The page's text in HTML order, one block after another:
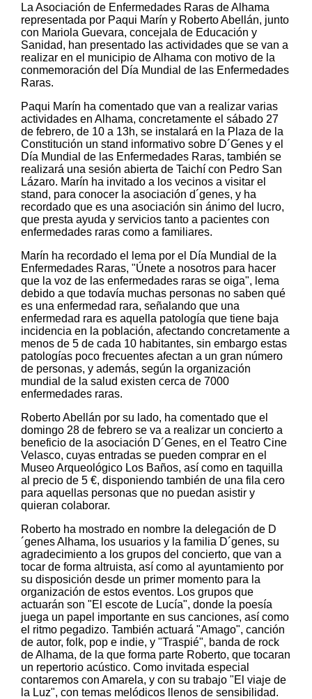
La Asociación de Enfermedades Raras de Alhama
representada por Paqui Marín y Roberto Abellán, junto
con Mariola Guevara, concejala de Educación y
Sanidad, han presentado las actividades que se van a
realizar en el municipio de Alhama con motivo de la
conmemoración del Día Mundial de las Enfermedades
Raras.
Paqui Marín ha comentado que van a realizar varias
actividades en Alhama, concretamente el sábado 27
de febrero, de 10 a 13h, se instalará en la Plaza de la
Constitución un stand informativo sobre D´Genes y el
Día Mundial de las Enfermedades Raras, también se
realizará una sesión abierta de Taichí con Pedro San
Lázaro. Marín ha invitado a los vecinos a visitar el
stand, para conocer la asociación d´genes, y ha
recordado que es una asociación sin ánimo del lucro,
que presta ayuda y servicios tanto a pacientes con
enfermedades raras como a familiares.
Marín ha recordado el lema por el Día Mundial de la
Enfermedades Raras, "Únete a nosotros para hacer
que la voz de las enfermedades raras se oiga", lema
debido a que todavía muchas personas no saben qué
es una enfermedad rara, señalando que una
enfermedad rara es aquella patología que tiene baja
incidencia en la población, afectando concretamente a
menos de 5 de cada 10 habitantes, sin embargo estas
patologías poco frecuentes afectan a un gran número
de personas, y además, según la organización
mundial de la salud existen cerca de 7000
enfermedades raras.
Roberto Abellán por su lado, ha comentado que el
domingo 28 de febrero se va a realizar un concierto a
beneficio de la asociación D´Genes, en el Teatro Cine
Velasco, cuyas entradas se pueden comprar en el
Museo Arqueológico Los Baños, así como en taquilla
al precio de 5 €, disponiendo también de una fila cero
para aquellas personas que no puedan asistir y
quieran colaborar.
Roberto ha mostrado en nombre la delegación de D
´genes Alhama, los usuarios y la familia D´genes, su
agradecimiento a los grupos del concierto, que van a
tocar de forma altruista, así como al ayuntamiento por
su disposición desde un primer momento para la
organización de estos eventos. Los grupos que
actuarán son "El escote de Lucía", donde la poesía
juega un papel importante en sus canciones, así como
el ritmo pegadizo. También actuará "Amago", canción
de autor, folk, pop e indie, y "Traspié", banda de rock
de Alhama, de la que forma parte Roberto, que tocaran
un repertorio acústico. Como invitada especial
contaremos con Amarela, y con su trabajo "El viaje de
la Luz", con temas melódicos llenos de sensibilidad.